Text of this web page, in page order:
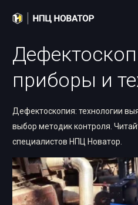
приборы и
Дефектоскопия: технологии
выбор методик контроля.
специалистов НПЦ Новатор.